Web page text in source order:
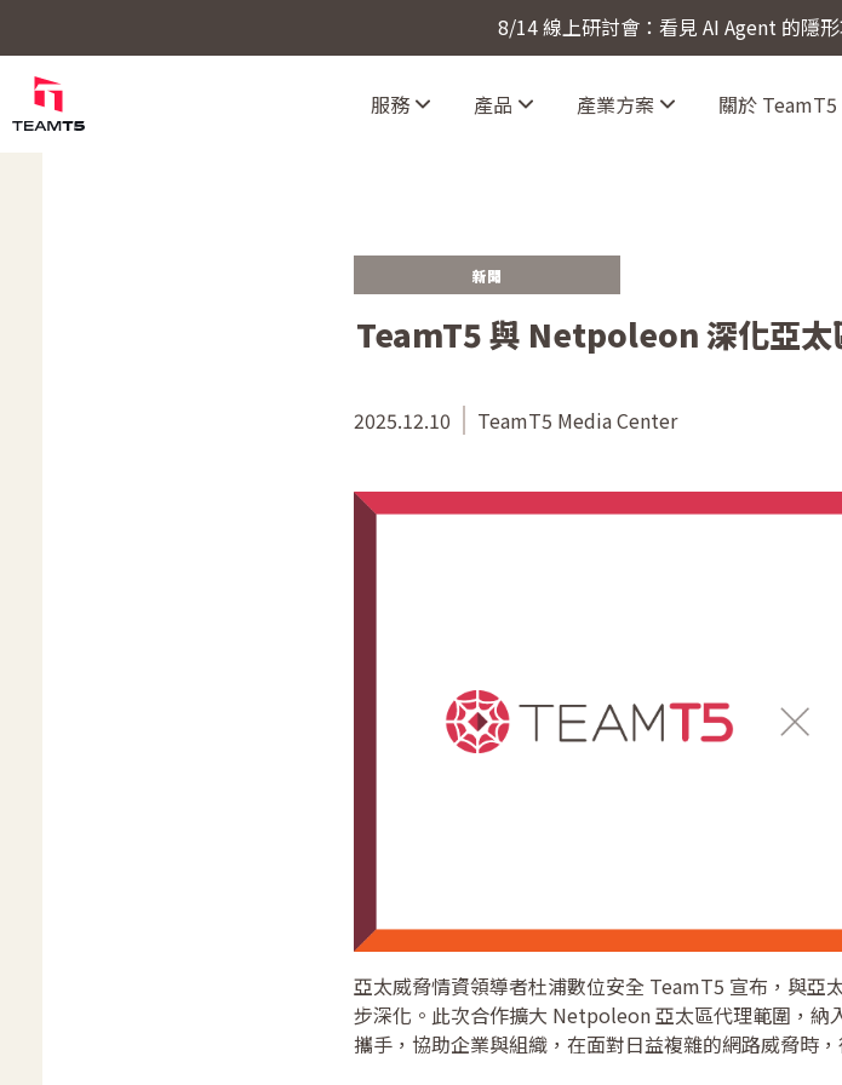
8/14 線上研討會：看見 AI Agent 的隱
服務 產品 產業方案 關於 TeamT5
新聞
TeamT5 與 Netpoleon 深化亞
2025.12.10 TeamT5 Media Center
亞太威脅情資領導者杜浦數位安全 TeamT5 宣布，與
步深化。此次合作擴大 Netpoleon 亞太區代理範圍，
攜手，協助企業與組織，在面對日益複雜的網路威脅時